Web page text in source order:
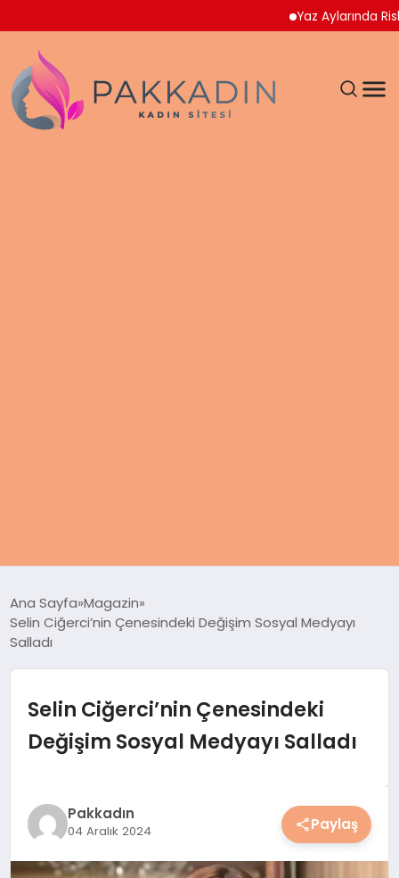
Yaz Aylarında Riskli
KADIN
YAŞAM
YEMEK
Ana Sayfa Magazin
Selin Ciğerci’nin Çenesindeki Değişim Sosyal Medyayı
Salladı
Selin Ciğerci’nin Çenesindeki
Değişim Sosyal Medyayı Salladı
Pakkadın
04 Aralık 2024 Paylaş